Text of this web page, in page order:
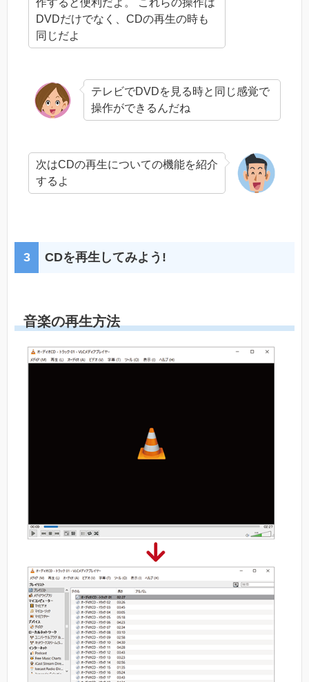
作すると便利だよ。 これらの操作は
DVDだけでなく、CDの再生の時も
同じだよ
テレビでDVDを見る時と同じ感覚で
操作ができるんだね
次はCDの再生についての機能を紹介
するよ
CDを再生してみよう!
音楽の再生方法